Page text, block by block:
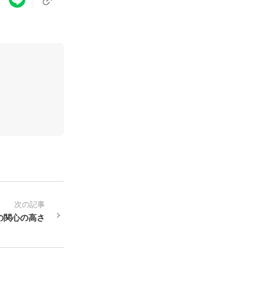
次の記事
心の高さ